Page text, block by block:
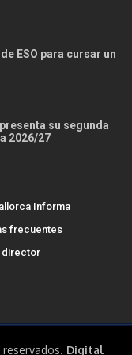
ESO para cursar un
su segunda
2026/27
Informa
frecuentes
director
Digital